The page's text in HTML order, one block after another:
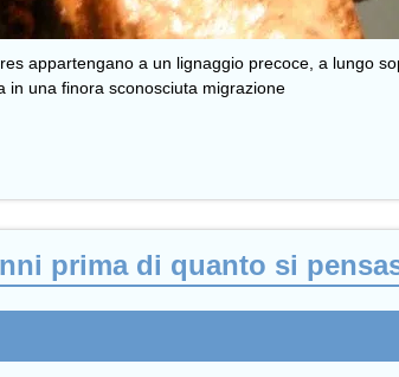
appartengano a un lignaggio precoce, a lungo
in una finora sconosciuta migrazione
prima di quanto si